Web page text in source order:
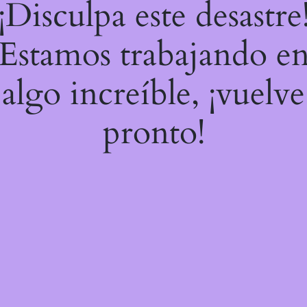
este
trabajando
algo increíble, ¡vuelve
pronto!